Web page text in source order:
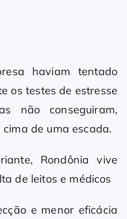
haviam tentado
os testes de estresse
não conseguiram,
de uma escada.
Rondônia vive
de leitos e médicos
e menor eficácia